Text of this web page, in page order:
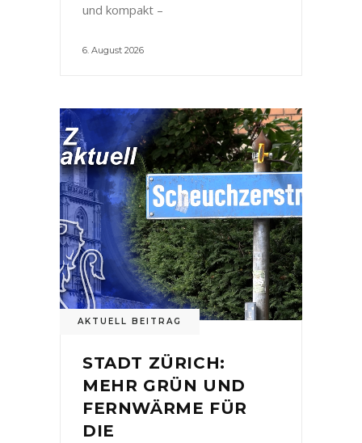
und kompakt –
6. August 2026
AKTUELL BEITRAG
STADT ZÜRICH:
MEHR GRÜN UND
FERNWÄRME FÜR
DIE